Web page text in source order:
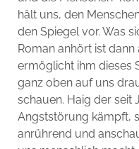
hält uns, den
den Spiegel vor. Was
Roman anhört ist
ermöglicht ihm dieses
ganz oben auf uns
schauen. Haig der seit
Angststörung kämpft,
anrührend und